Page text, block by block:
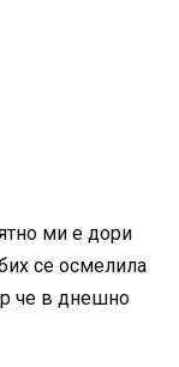
ми е дори
се осмелила
че в днешно